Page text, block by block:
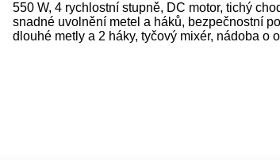
550 W, 4 rychlostní stupně, DC motor, tichý
snadné uvolnění metel a háků, bezpečnostní
dlouhé metly a 2 háky, tyčový mixér, nádoba o